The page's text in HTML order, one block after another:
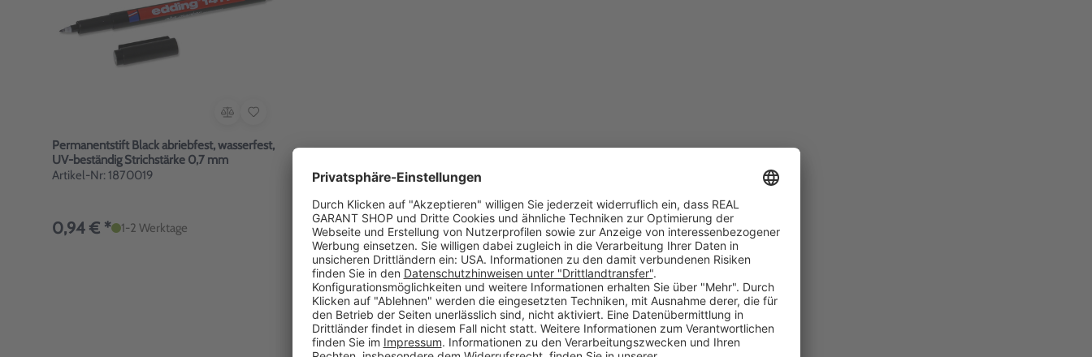
Permanentstift Black abriebfest, wasserfest,
UV-beständig Strichstärke 0,7 mm
Artikel-Nr: 1870019
0,94 € * 1-2 Werktage